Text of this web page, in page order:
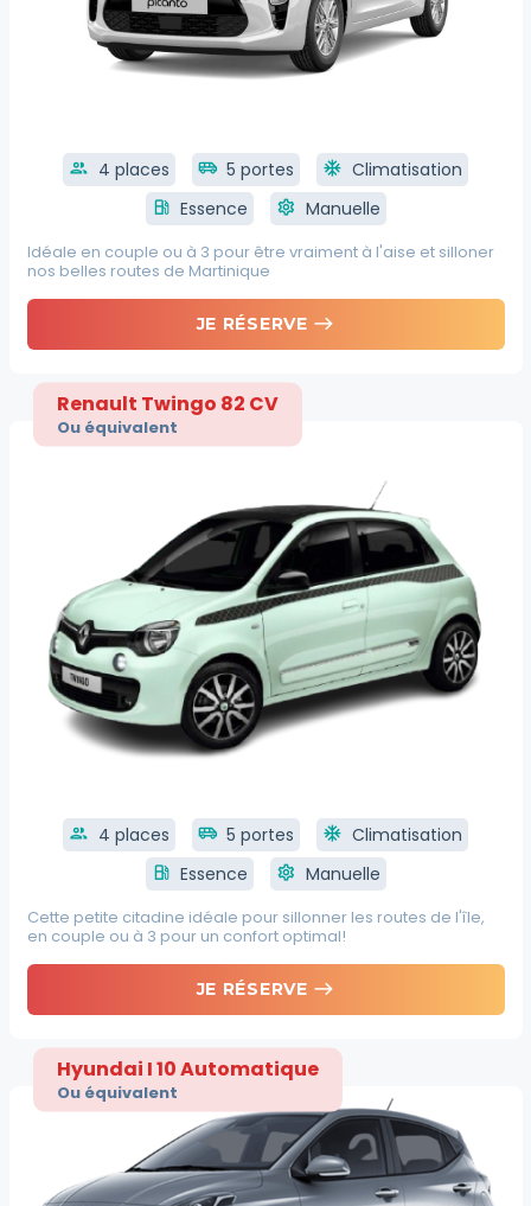
group 4 places airport_shuttle 5 portes ac_unit Climatisation
local_gas_station Essence settings Manuelle
Idéale en couple ou à 3 pour être vraiment à l'aise et silloner
nos belles routes de Martinique
JE RÉSERVE east
Renault Twingo 82 CV
Ou équivalent
group 4 places airport_shuttle 5 portes ac_unit Climatisation
local_gas_station Essence settings Manuelle
Cette petite citadine idéale pour sillonner les routes de l'île,
en couple ou à 3 pour un confort optimal!
JE RÉSERVE east
Hyundai I 10 Automatique
Ou équivalent